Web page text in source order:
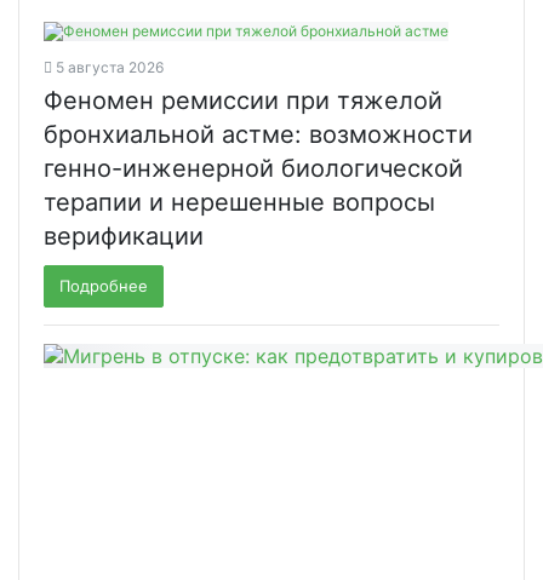
5 августа 2026
Феномен ремиссии при тяжелой
бронхиальной астме: возможности
генно-инженерной биологической
терапии и нерешенные вопросы
верификации
Подробнее